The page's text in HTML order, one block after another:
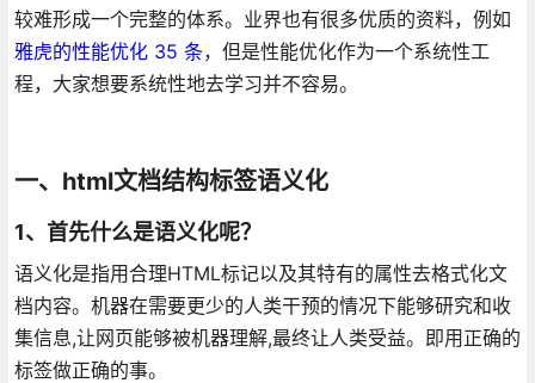
较难形成一个完整的体系。业界也有很多优质的资料，例如
雅虎的性能优化 35 条，但是性能优化作为一个系统性工
程，大家想要系统性地去学习并不容易。
一、html文档结构标签语义化
1、首先什么是语义化呢？
语义化是指用合理HTML标记以及其特有的属性去格式化文
档内容。机器在需要更少的人类干预的情况下能够研究和收
集信息,让网页能够被机器理解,最终让人类受益。即用正确的
标签做正确的事。